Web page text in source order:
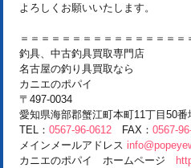
よろしくお願いいたします。
＝＝＝＝＝＝＝＝＝＝＝＝＝＝＝＝
釣具、中古釣具買取専門店
名古屋の釣り具買取なら
カニエのポパイ
〒497-0034
愛知県海部郡蟹江町本町11丁目50番
TEL： 0567-96-0612 FAX： 0567-
メインメールアドレス
カニエのポパイ ホームページ